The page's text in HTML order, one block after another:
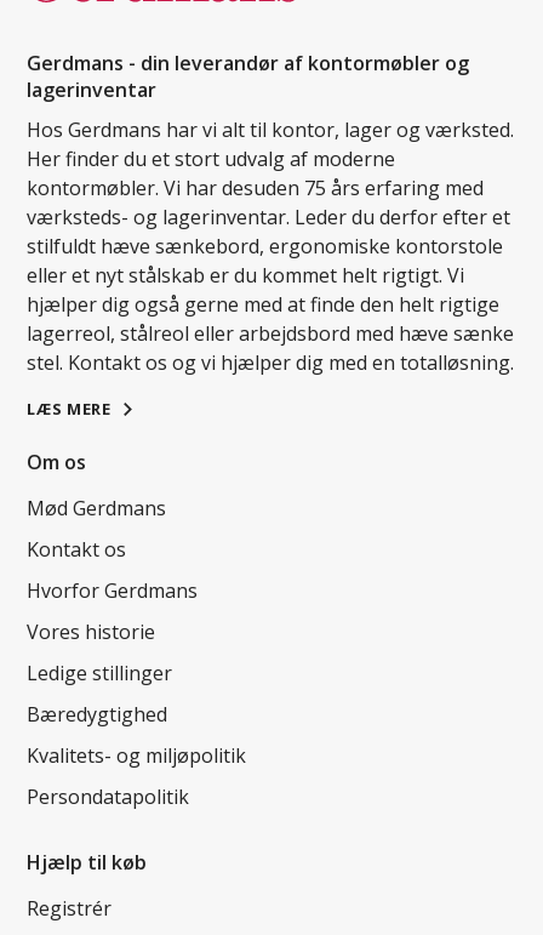
Gerdmans - din leverandør af kontormøbler og
lagerinventar
Hos Gerdmans har vi alt til kontor, lager og værksted.
Her finder du et stort udvalg af moderne
kontormøbler. Vi har desuden 75 års erfaring med
værksteds- og lagerinventar. Leder du derfor efter et
stilfuldt hæve sænkebord, ergonomiske kontorstole
eller et nyt stålskab er du kommet helt rigtigt. Vi
hjælper dig også gerne med at finde den helt rigtige
lagerreol, stålreol eller arbejdsbord med hæve sænke
stel. Kontakt os og vi hjælper dig med en totalløsning.
LÆS MERE
Om os
Mød Gerdmans
Kontakt os
Hvorfor Gerdmans
Vores historie
Ledige stillinger
Bæredygtighed
Kvalitets- og miljøpolitik
Persondatapolitik
Hjælp til køb
Registrér